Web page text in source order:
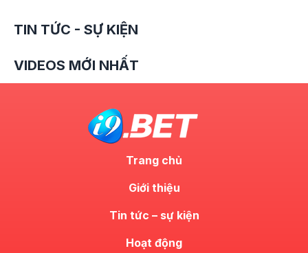
TIN TỨC - SỰ KIỆN
VIDEOS MỚI NHẤT
Trang chủ
Giới thiệu
Tin tức – sự kiện
Hoạt động